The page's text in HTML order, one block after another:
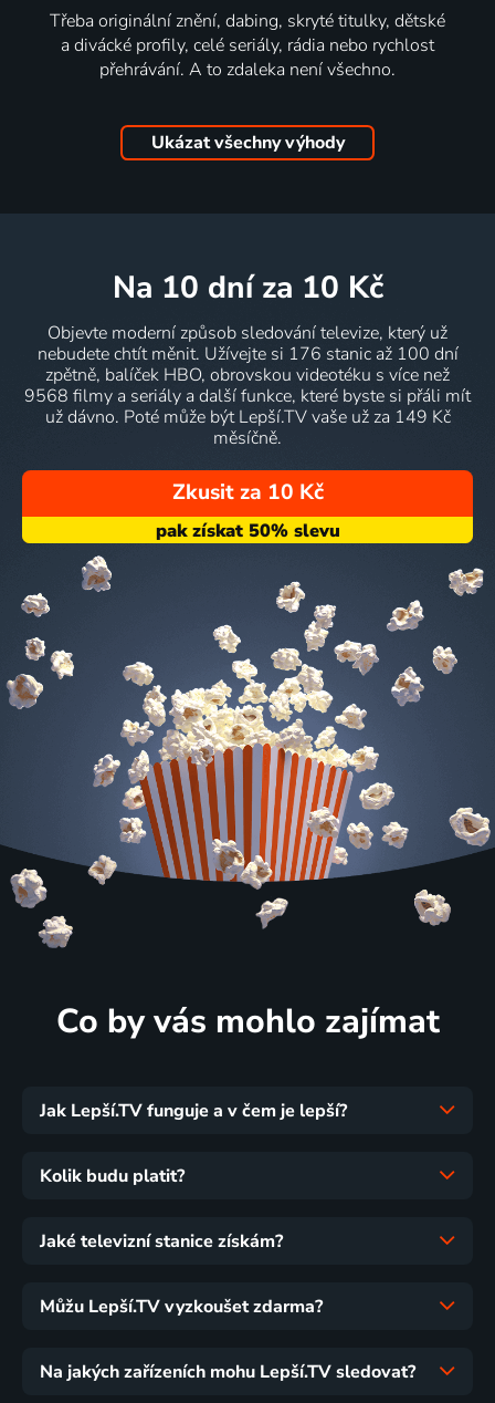
Třeba originální znění, dabing, skryté titulky, dětské
a divácké profily, celé seriály, rádia nebo rychlost
přehrávání. A to zdaleka není všechno.
Ukázat všechny výhody
na 10 dní za 10 Kč
Objevte moderní způsob sledování televize, který už
nebudete chtít měnit. Užívejte si 176 stanic až 100 dní
zpětně, balíček HBO, obrovskou videotéku s více než
9568 filmy a seriály a další funkce, které byste si přáli mít
už dávno. Poté může být Lepší.TV vaše už za 149 Kč
měsíčně.
Zkusit za 10 Kč
Co by vás mohlo zajímat
Jak Lepší.TV funguje a v čem je lepší?
Kolik budu platit?
Jaké televizní stanice získám?
Můžu Lepší.TV vyzkoušet zdarma?
Na jakých zařízeních mohu Lepší.TV sledovat?